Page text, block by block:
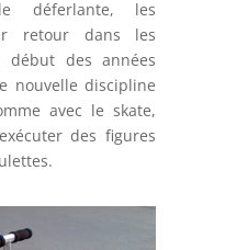
déferlante, les
retour dans les
début des années
nouvelle discipline
avec le skate,
des figures